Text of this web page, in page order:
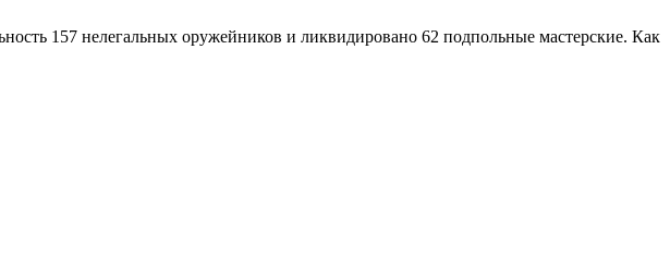
157 нелегальных оружейников и ликвидировано 62 подпольные мастерские. Как